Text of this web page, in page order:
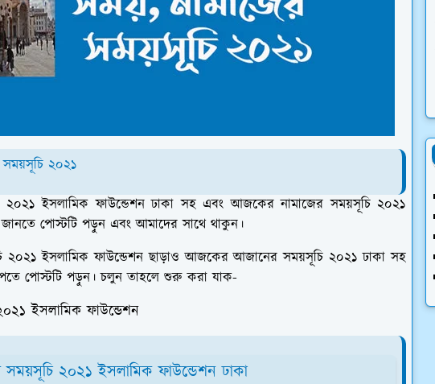
২০২১
ইসলামিক ফাউন্ডেশন ঢাকা সহ এবং আজকের নামাজের সময়সূচি ২০২১
জানতে পোস্টটি পড়ুন এবং আমাদের সাথে থাকুন।
ইসলামিক ফাউন্ডেশন ছাড়াও আজকের আজানের সময়সূচি ২০২১ ঢাকা সহ
পোস্টটি পড়ুন। চলুন তাহলে শুরু করা যাক-
ইসলামিক ফাউন্ডেশন
সময়সূচি ২০২১ ইসলামিক ফাউন্ডেশন ঢাকা